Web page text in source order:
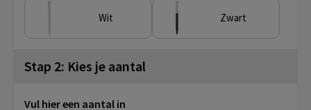
Wit Zwart
Stap 2: Kies je aantal
Vul hier een aantal in